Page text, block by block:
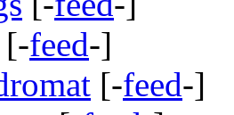
[-feed-]
[-feed-]